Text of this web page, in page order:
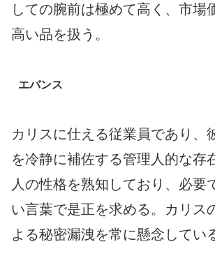
しての腕前は極めて高く、市場
高い品を扱う。
エバンス
カリスに仕える従業員であり、
を冷静に補佐する管理人的な存
人の性格を熟知しており、必要
い言葉で是正を求める。カリス
よる秘密漏洩を常に懸念してい